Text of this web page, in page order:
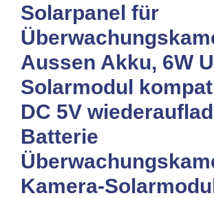
Solarpanel für
Aussen Akku, 6W
Solarmodul
DC 5V
Batterie
Kamera-